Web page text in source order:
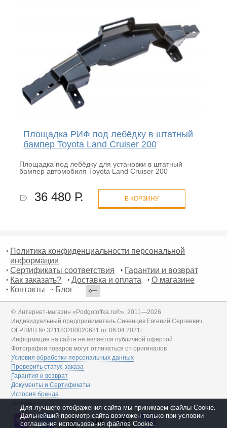
Площадка РИФ под лебёдку в штатный
бампер Toyota Land Cruiser 200
Площадка под лебёдку для установки в штатный
бампер автомобиля Toyota Land Cruiser 200
36 480 Р. В КОРЗИНУ
Политика конфиденциальности персональной
информации
Сертификаты соответствия
Гарантии и возврат
Как заказать?
Доставка и оплата
О магазине
Контакты
Блог
© Интернет-магазин «Podgotoffka.ru®», 2011—2026
Индивидуальный предприниматель Сивенцев Евгений Сергеевич,
ОГРНИП № 321183200020681 от 06.04.2021г.
Информация на сайте не является публичной офертой
Фотографии товаров могут отличаться от оригиналов
Условия обработки персональных данных
Проверить статус заказа
Гарантия и возврат
Документы и Сертификаты
История бренда
Дилеры
Для лучшего отображения сайта мы принимаем файлы Cookie.
Дальнейший просмотр сайта возможен только при условии
соглашения использования файлов Cookie.